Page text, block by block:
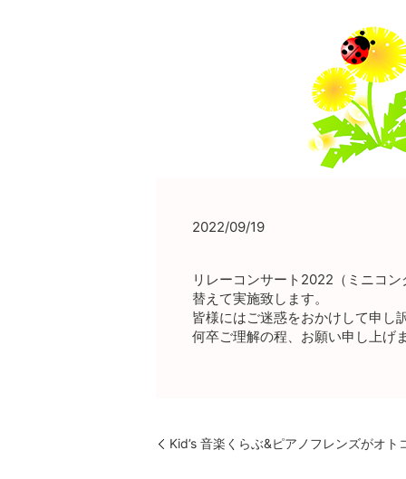
2022/09/19
リレーコンサート2022（ミニコ
替えて実施致します。
皆様にはご迷惑をおかけして申し
何卒ご理解の程、お願い申し上げ
Kid’s 音楽くらぶ&ピアノフレンズがオ